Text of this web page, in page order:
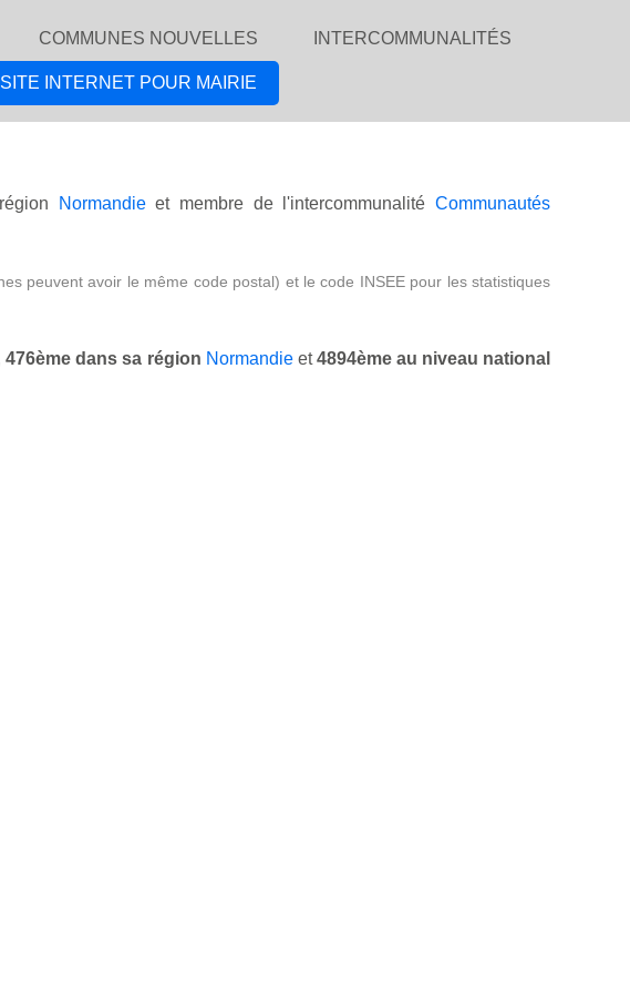
COMMUNES NOUVELLES INTERCOMMUNALITÉS
SITE INTERNET POUR MAIRIE
Normandieet membre de l'intercommunalitéCommunautés
peuvent avoir le même code postal) et le code INSEE pour les statistiques
476ème dans sa région Normandieet4894ème au niveau national